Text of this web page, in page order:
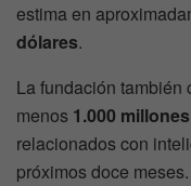
estima en
dólares.
La fundación también
menos 1.000
relacionados con
próximos doce meses.